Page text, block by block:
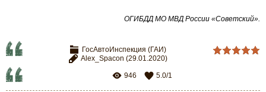
ОГИБДД МО МВД России «Советский».
ГосАвтоИнспекция (ГАИ)
Alex_Spacon (29.01.2020)
946 5.0/1